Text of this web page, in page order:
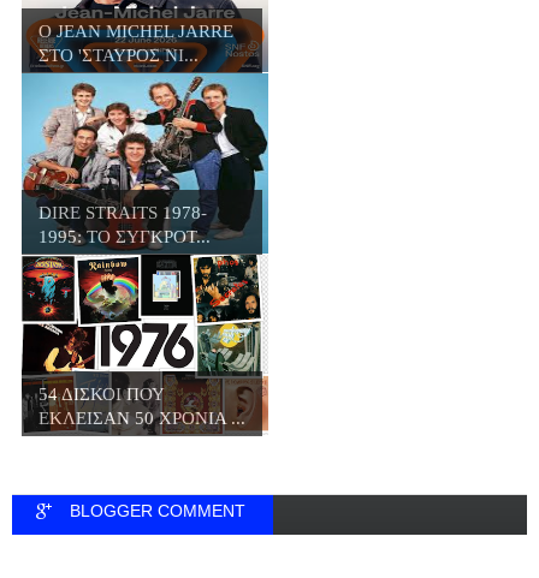
Ο JΕΑN MICHEL JARRE
ΣΤΟ 'ΣΤΑΥΡΟΣ ΝΙ...
DIRE STRAITS 1978-
1995: ΤΟ ΣΥΓΚΡΟΤ...
54 ΔΙΣΚΟΙ ΠΟΥ
ΕΚΛΕΙΣΑΝ 50 ΧΡΟΝΙΑ ...
BLOGGER COMMENT